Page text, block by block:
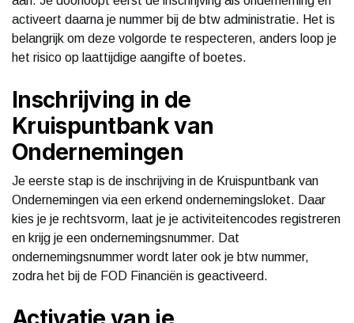
activeert daarna je nummer bij de btw administratie. Het is
belangrijk om deze volgorde te respecteren, anders loop je
het risico op laattijdige aangifte of boetes.
Inschrijving in de
Kruispuntbank van
Ondernemingen
Je eerste stap is de inschrijving in de Kruispuntbank van
Ondernemingen via een erkend ondernemingsloket. Daar
kies je je rechtsvorm, laat je je activiteitencodes registreren
en krijg je een ondernemingsnummer. Dat
ondernemingsnummer wordt later ook je btw nummer,
zodra het bij de FOD Financiën is geactiveerd.